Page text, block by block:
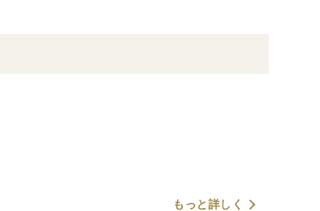
もっと詳しく